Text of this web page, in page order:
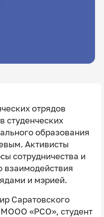
отрядов
студенческих
образования
Активисты
сотрудничества и
взаимодействия
и мэрией.
Саратовского
МООО «РСО», студент